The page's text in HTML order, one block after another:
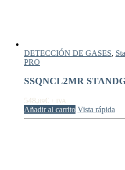
DETECCIÓN DE GASES,
PRO
SSQNCL2MR
548,89€ + IVA
Añadir al carrito Vista rápida